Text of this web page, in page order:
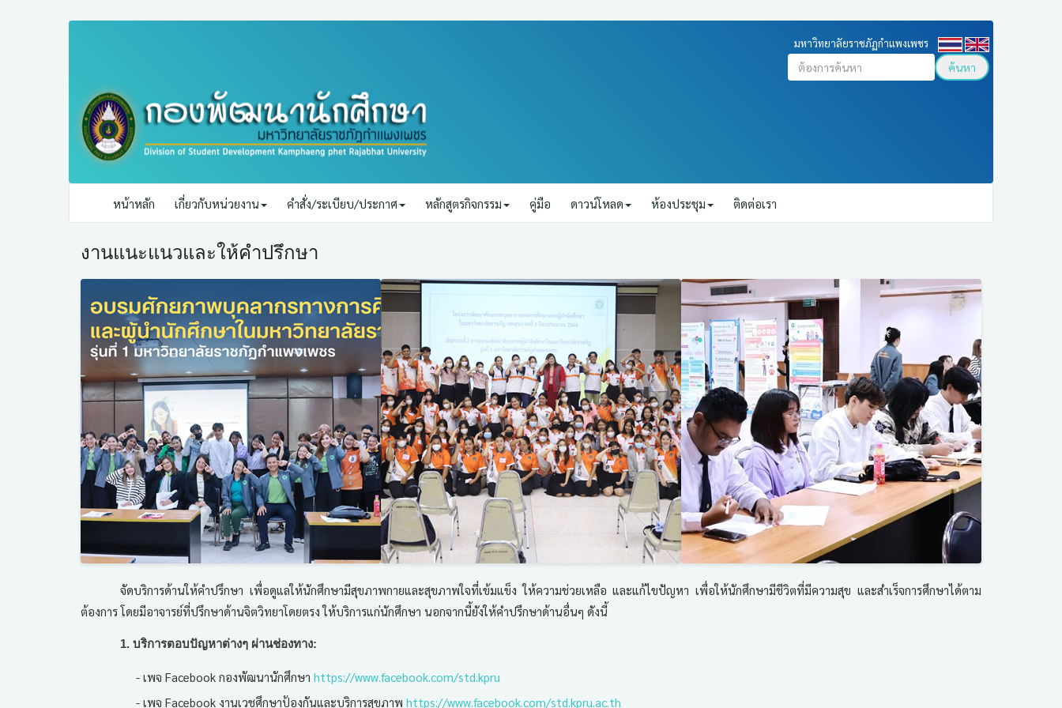
มหาวิทยาลัยราชภัฏกำแพงเพชร
ค้นหา
หน้าหลัก เกี่ยวกับหน่วยงาน คำสั่ง/ระเบียบ/ประกาศ หลักสูตรกิจกรรม คู่มือ ดาวน์โหลด ห้องประชุม ติดต่อเรา
งานแนะแนวและให้คำปรึกษา
จัดบริการด้านให้คำปรึกษา เพื่อดูแลให้นักศึกษามีสุขภาพกายและสุขภาพใจที่เข้มแข็ง ให้ความช่วยเหลือ และแก้ไขปัญหา เพื่อให้นักศึกษามีชีวิตที่มีความสุข และสำเร็จการศึกษาได้ตาม
ต้องการ โดยมีอาจารย์ที่ปรึกษาด้านจิตวิทยาโดยตรง ให้บริการแก่นักศึกษา นอกจากนี้ยังให้คำปรึกษาด้านอื่นๆ ดังนี้
1. บริการตอบปัญหาต่างๆ ผ่านช่องทาง:
- เพจ Facebook กองพัฒนานักศึกษา https://www.facebook.com/std.kpru
- เพจ Facebook งานเวชศึกษาป้องกันและบริการสุขภาพ https://www.facebook.com/std.kpru.ac.th